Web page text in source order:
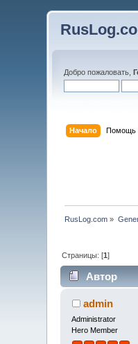
Добро пожаловать,
Начало Помощь
RusLog.com »
Страницы: [1]
Автор
admin
Administrator
Hero Member